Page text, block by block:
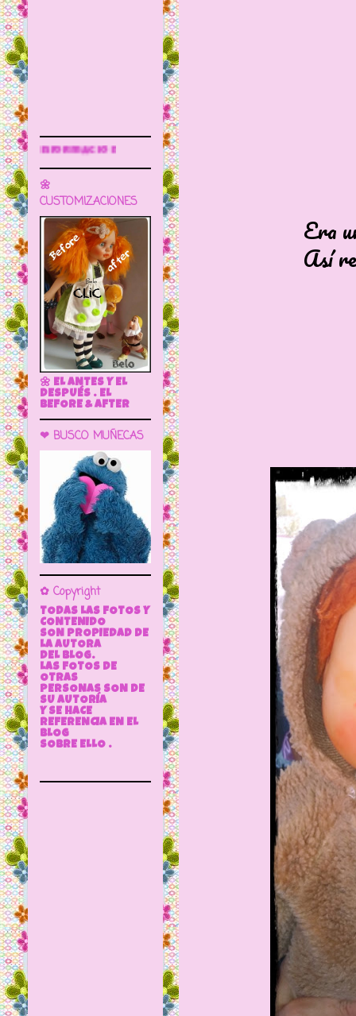
Era un oso
Así rezaba
Sigue este blog para más información
🌼
CUSTOMIZACIONES
🌼 EL ANTES Y EL
DESPUÉS . EL
BEFORE & AFTER
❤ BUSCO MUÑECAS
✿ Copyright
TODAS LAS FOTOS Y
CONTENIDO
SON PROPIEDAD DE
LA AUTORA
DEL BLOG.
LAS FOTOS DE
OTRAS
PERSONAS SON DE
SU AUTORÍA
Y SE HACE
REFERENCIA EN EL
BLOG
SOBRE ELLO .